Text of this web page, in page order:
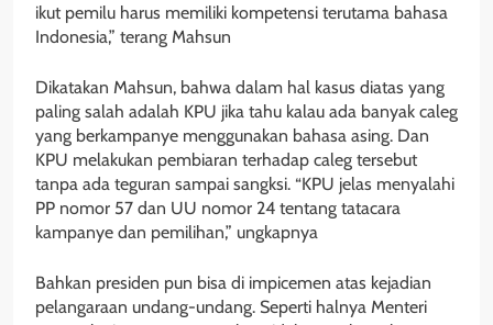
ikut pemilu harus memiliki kompetensi terutama bahasa
Indonesia,” terang Mahsun
Dikatakan Mahsun, bahwa dalam hal kasus diatas yang
paling salah adalah KPU jika tahu kalau ada banyak caleg
yang berkampanye menggunakan bahasa asing. Dan
KPU melakukan pembiaran terhadap caleg tersebut
tanpa ada teguran sampai sangksi. “KPU jelas menyalahi
PP nomor 57 dan UU nomor 24 tentang tatacara
kampanye dan pemilihan,” ungkapnya
Bahkan presiden pun bisa di impicemen atas kejadian
pelangaraan undang-undang. Seperti halnya Menteri